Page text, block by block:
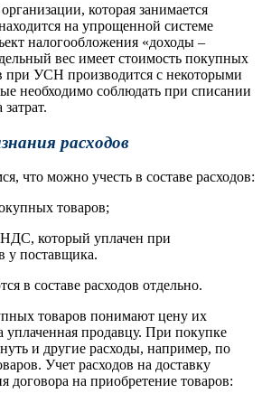
которая занимается
на упрощенной системе
налогообложения «доходы –
вес имеет стоимость покупных
при УСН производится с некоторыми
необходимо соблюдать при списании
расходов
что можно учесть в составе расходов:
товаров;
который уплачен при
у поставщика.
в составе расходов отдельно.
товаров понимают цену их
уплаченная продавцу. При покупке
и другие расходы, например, по
Учет расходов на доставку
договора на приобретение товаров: